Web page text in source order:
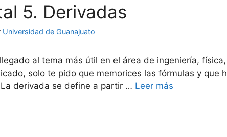
5. Derivadas
Universidad de Guanajuato
al tema más útil en el área de ingeniería,
solo te pido que memorices las fórmulas y
derivada se define a partir … Leer más